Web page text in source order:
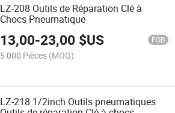
LZ-208 Outils de Réparation Clé à
Chocs Pneumatique
13,00-23,00 $US FOB
5 000 Pièces (MOQ)
LZ-218 1/2inch Outils pneumatiques